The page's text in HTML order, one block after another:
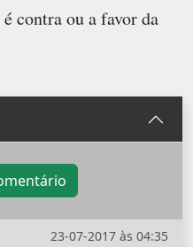
contra ou a favor da
23-07-2017 às 04:35